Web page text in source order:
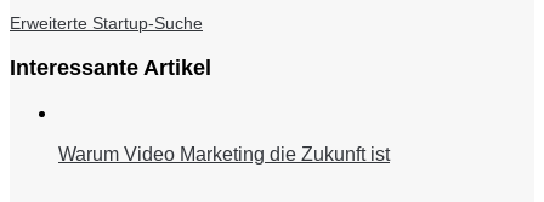
Erweiterte Startup-Suche
Interessante Artikel
Warum Video Marketing die Zukunft ist